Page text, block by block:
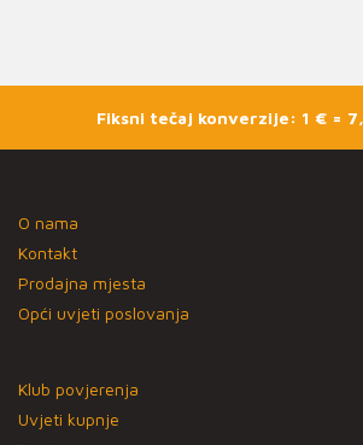
Fiksni tečaj konverzije: 1 € =
O nama
Kontakt
Prodajna mjesta
Opći uvjeti poslovanja
Klub povjerenja
Uvjeti kupnje